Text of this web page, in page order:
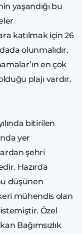
yaşandığı bu
katılmak için 26
olunmalıdır.
en çok
plajı vardır.
bitirilen
yer
şehri
Hazırda
düşünen
mühendis olan
Özel
Bağımsızlık